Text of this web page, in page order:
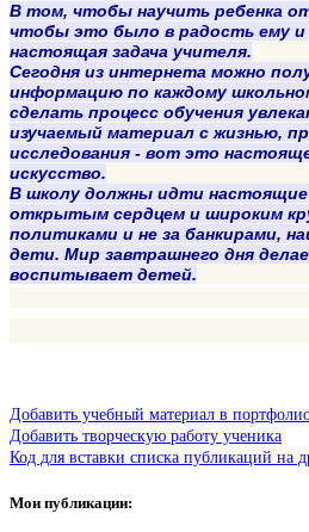
В том, чтобы научить ребенка
чтобы это было в радость ему и
настоящая задача учителя.
Сегодня из интернета можно
информацию по каждому
сделать процесс обучения
изучаемый материал с жизнью,
исследования - вот это
искусство.
В школу должны идти
открытым сердцем и широким
политиками и не за банкирами,
дети. Мир завтрашнего дня
воспитывает детей.
Добавить учебный материал в
Добавить творческую работу ученика
Код для вставки списка публикаций на
Мои публикации: